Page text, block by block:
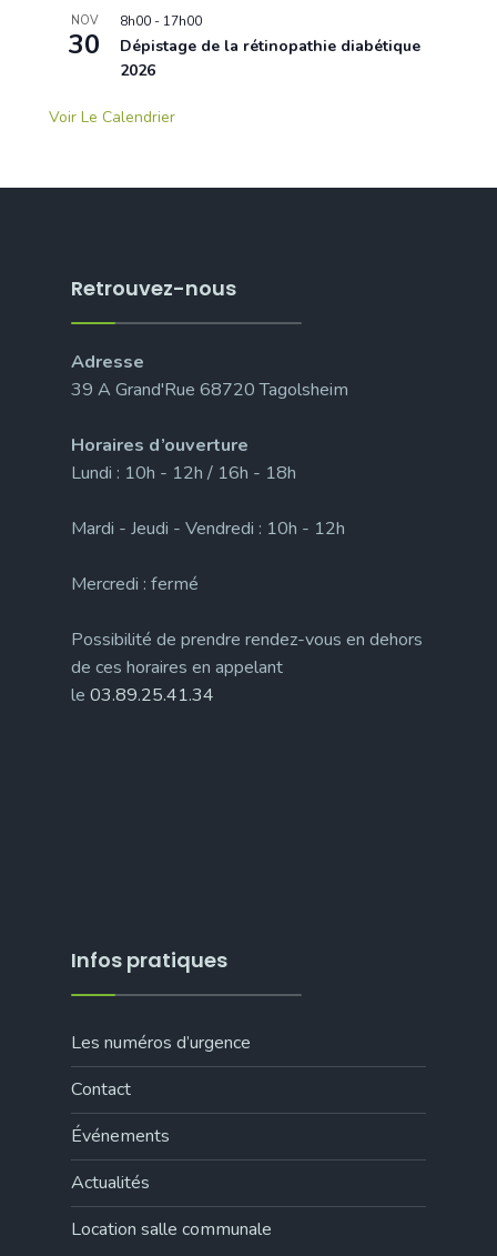
NOV
30
8h00 - 17h00
Dépistage de la rétinopathie diabétique
2026
Voir Le Calendrier
Retrouvez-nous
Adresse
39 A Grand'Rue 68720 Tagolsheim
Horaires d’ouverture
Lundi : 10h - 12h / 16h - 18h
Mardi - Jeudi - Vendredi : 10h - 12h
Mercredi : fermé
Possibilité de prendre rendez-vous en dehors
de ces horaires en appelant
le 03.89.25.41.34
Infos pratiques
Les numéros d’urgence
Contact
Événements
Actualités
Location salle communale